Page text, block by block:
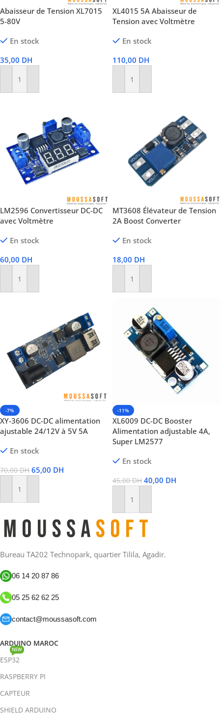
Abaisseur de Tension XL7015
5-80V
En stock
35,00 DH
Ajouter Au Panier
XL4015 5A Abaisseur de
Tension avec Voltmètre
En stock
110,00 DH
Ajouter Au Panier
LM2596 Convertisseur DC-DC
avec Voltmètre
En stock
60,00 DH
Ajouter Au Panier
MT3608 Élévateur de Tension
2A Boost Converter
En stock
18,00 DH
Ajouter Au Panier
-7%
XY-3606 DC-DC alimentation
ajustable 24/12V à 5V 5A
En stock
70,00DH 65,00 DH
Ajouter Au Panier
-11%
XL6009 DC-DC Booster
Alimentation adjustable 4A,
Super LM2577
En stock
45,00DH 40,00 DH
Ajouter Au Panier
Bureau TA202 Technopark, quartier Tilila, Agadir.
06 14 20 87 86
05 25 62 62 25
contact@moussasoft.com
ARDUINO MAROC
ESP32
NEW
RASPBERRY PI
CAPTEUR
SHIELD ARDUINO